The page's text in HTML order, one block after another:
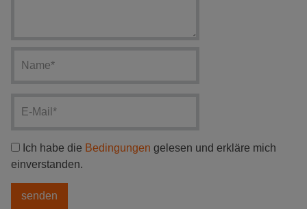
Ich habe die Bedingungen gelesen und erkläre mich
einverstanden.